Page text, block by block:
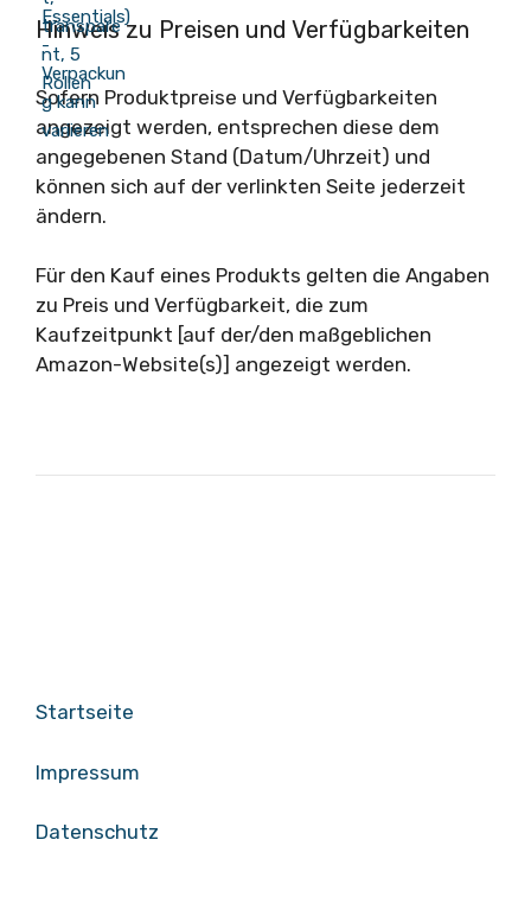
Hinweis zu Preisen und Verfügbarkeiten
Sofern Produktpreise und Verfügbarkeiten
angezeigt werden, entsprechen diese dem
angegebenen Stand (Datum/Uhrzeit) und
können sich auf der verlinkten Seite jederzeit
ändern.
Für den Kauf eines Produkts gelten die Angaben
zu Preis und Verfügbarkeit, die zum
Kaufzeitpunkt [auf der/den maßgeblichen
Amazon-Website(s)] angezeigt werden.
Startseite
Impressum
Datenschutz